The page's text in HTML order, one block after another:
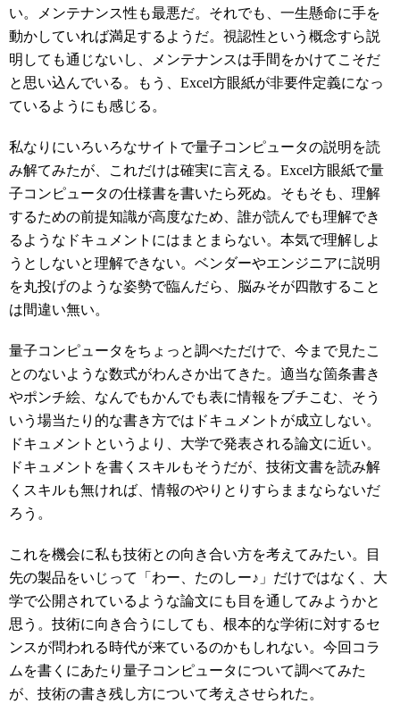
い。メンテナンス性も最悪だ。それでも、一生懸命に手を
動かしていれば満足するようだ。視認性という概念すら説
明しても通じないし、メンテナンスは手間をかけてこそだ
と思い込んでいる。もう、Excel方眼紙が非要件定義になっ
ているようにも感じる。
私なりにいろいろなサイトで量子コンピュータの説明を読
み解てみたが、これだけは確実に言える。Excel方眼紙で量
子コンピュータの仕様書を書いたら死ぬ。そもそも、理解
するための前提知識が高度なため、誰が読んでも理解でき
るようなドキュメントにはまとまらない。本気で理解しよ
うとしないと理解できない。ベンダーやエンジニアに説明
を丸投げのような姿勢で臨んだら、脳みそが四散すること
は間違い無い。
量子コンピュータをちょっと調べただけで、今まで見たこ
とのないような数式がわんさか出てきた。適当な箇条書き
やポンチ絵、なんでもかんでも表に情報をブチこむ、そう
いう場当たり的な書き方ではドキュメントが成立しない。
ドキュメントというより、大学で発表される論文に近い。
ドキュメントを書くスキルもそうだが、技術文書を読み解
くスキルも無ければ、情報のやりとりすらままならないだ
ろう。
これを機会に私も技術との向き合い方を考えてみたい。目
先の製品をいじって「わー、たのしー♪」だけではなく、大
学で公開されているような論文にも目を通してみようかと
思う。技術に向き合うにしても、根本的な学術に対するセ
ンスが問われる時代が来ているのかもしれない。今回コラ
ムを書くにあたり量子コンピュータについて調べてみた
が、技術の書き残し方について考えさせられた。